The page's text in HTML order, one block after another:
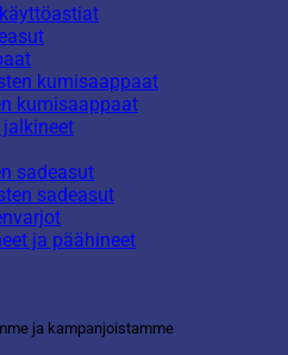
kumisaappaat
kumisaappaat
sadeasut
sadeasut
ja päähineet
ja kampanjoistamme